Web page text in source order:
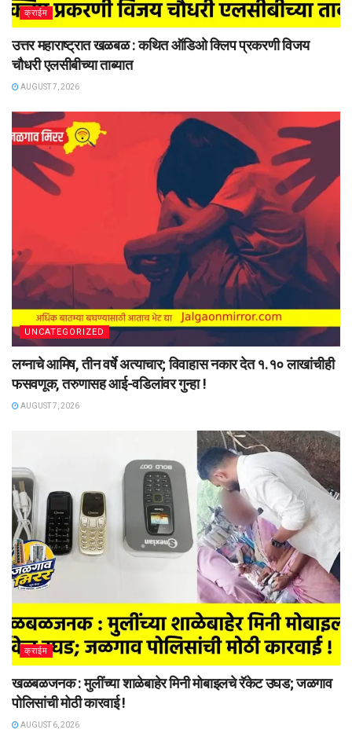
क्राईम
उत्तर महाराष्ट्रात खळबळ : कथित ऑडिओ क्लिप प्रकरणी विजय
चौधरी एलसीबीच्या ताब्यात
AUGUST 7, 2026
UNCATEGORIZED
लग्नाचे आमिष, तीन वर्षे अत्याचार; विवाहास नकार देत १.१० लाखांचीही
फसवणूक, तरुणासह आई-वडिलांवर गुन्हा !
AUGUST 7, 2026
क्राईम
खळबळजनक : मुलींच्या शाळेबाहेर मिनी मोबाइलचे रॅकेट उघड; जळगाव
पोलिसांची मोठी कारवाई !
AUGUST 6, 2026